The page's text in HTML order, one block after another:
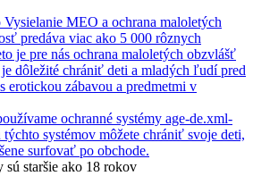
Vysielanie MEO a ochrana maloletých
predáva viac ako 5 000 rôznych
je pre nás ochrana maloletých obzvlášť
dôležité chrániť deti a mladých ľudí pred
erotickou zábavou a predmetmi v
ochranné systémy age-de.xml-
systémov môžete chrániť svoje deti,
surfovať po obchode.
staršie ako 18 rokov